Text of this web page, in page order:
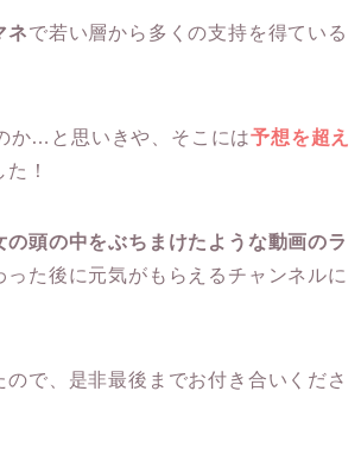
ネで若い層から多くの支持を得ている
か…と思いきや、そこには予想を超え
！
の頭の中をぶちまけたような動画のラ
た後に元気がもらえるチャンネルに
で、是非最後までお付き合いくださ